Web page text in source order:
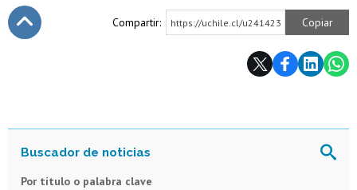
Compartir: https://uchile.cl/u241423 Copiar
Por título o palabra clave